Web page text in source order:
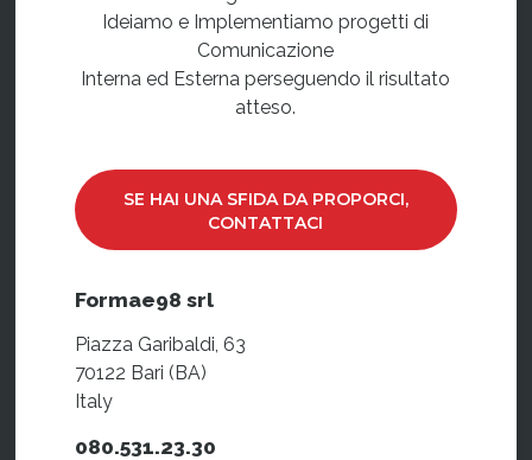
Ideiamo e Implementiamo progetti di
Comunicazione
Interna ed Esterna perseguendo il risultato
atteso.
SE HAI UNA SFIDA DA PROPORCI,
CONTATTACI
Formae98 srl
Piazza Garibaldi, 63
70122 Bari (BA)
Italy
080.531.23.30